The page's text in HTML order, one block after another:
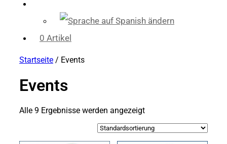
0 Artikel
Startseite / Events
Events
Alle 9 Ergebnisse werden angezeigt